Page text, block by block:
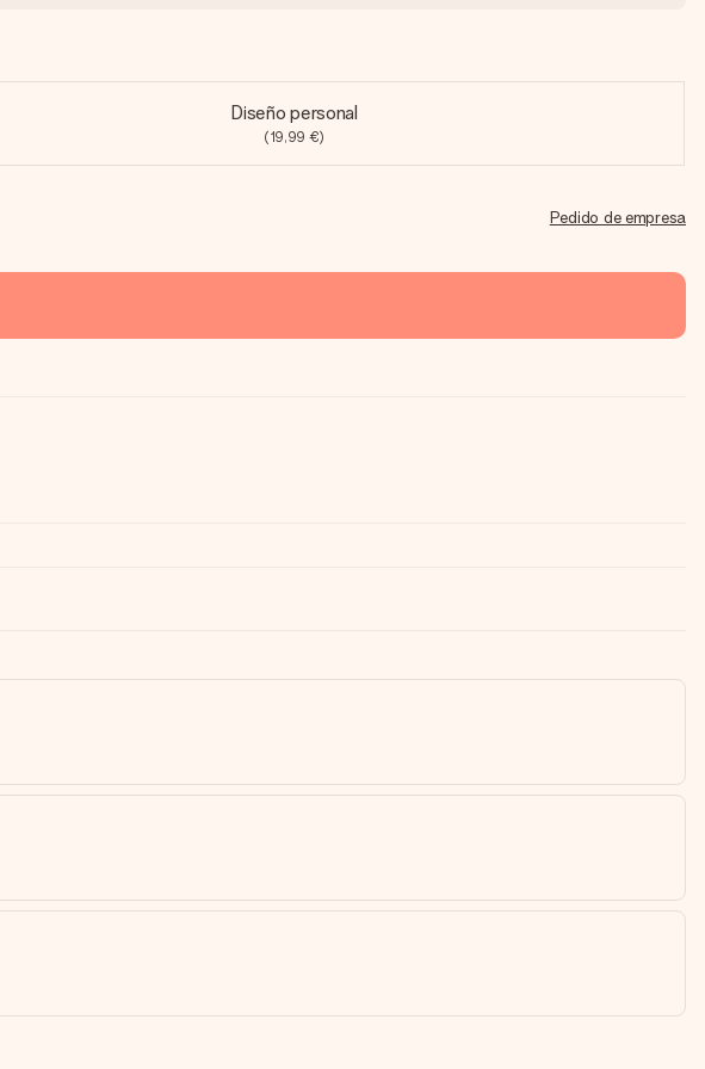
Diseño personal
(19,99 €)
Pedido de empresa